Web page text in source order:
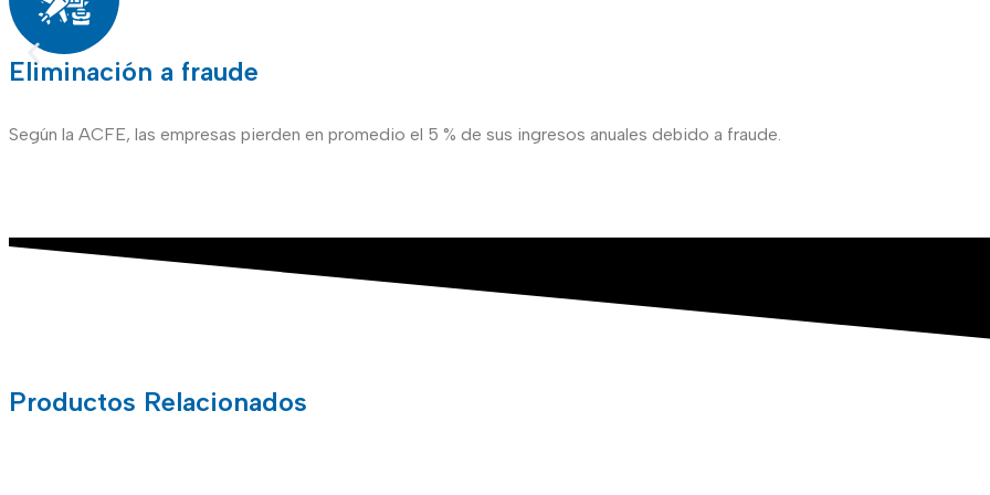
Eliminación a fraude
Según la ACFE, las empresas pierden en promedio el 5 % de sus ingresos anuales debido a fraude.
Productos Relacionados